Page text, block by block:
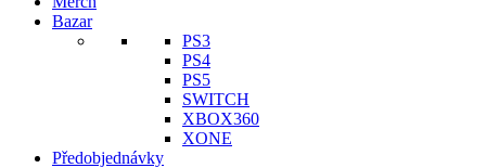
Bazar
PS3
PS4
PS5
SWITCH
XBOX360
XONE
Předobjednávky